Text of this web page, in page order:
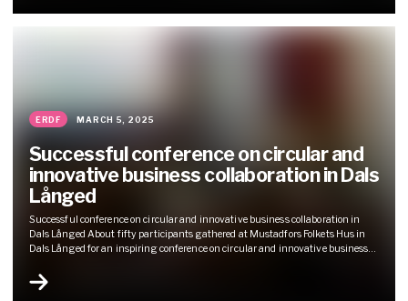
ERDF MARCH 5, 2025
Successful conference on circular and
innovative business collaboration in Dals
Långed
Successful conference on circular and innovative business collaboration in
Dals Långed About fifty participants gathered at Mustadfors Folkets Hus in
Dals Långed for an inspiring conference on circular and innovative business
ideas and insightful lectures, where Per Holst from Återbygget set the tone for
the conversations. The aim of the conference was to create...